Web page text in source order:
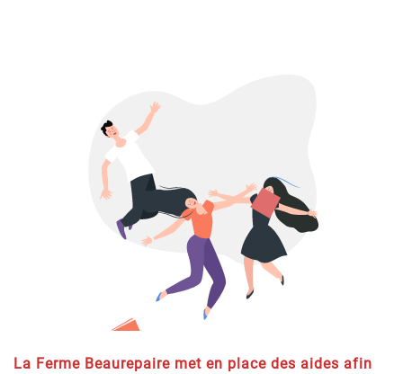
La Ferme Beaurepaire met en place des aides afin